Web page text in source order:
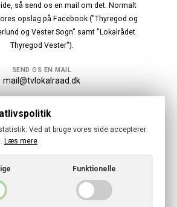
så send os en mail om det. Normalt
opslag på Facebook ("Thyregod og
og Vester Sogn" samt "Lokalrådet
Thyregod Vester").
SEND OS EN MAIL
mail@tvlokalraad.dk
Følg os
· Thyregod-Vester Lokalraad
Ved at bruge vores side accepterer
Læs mere
Funktionelle